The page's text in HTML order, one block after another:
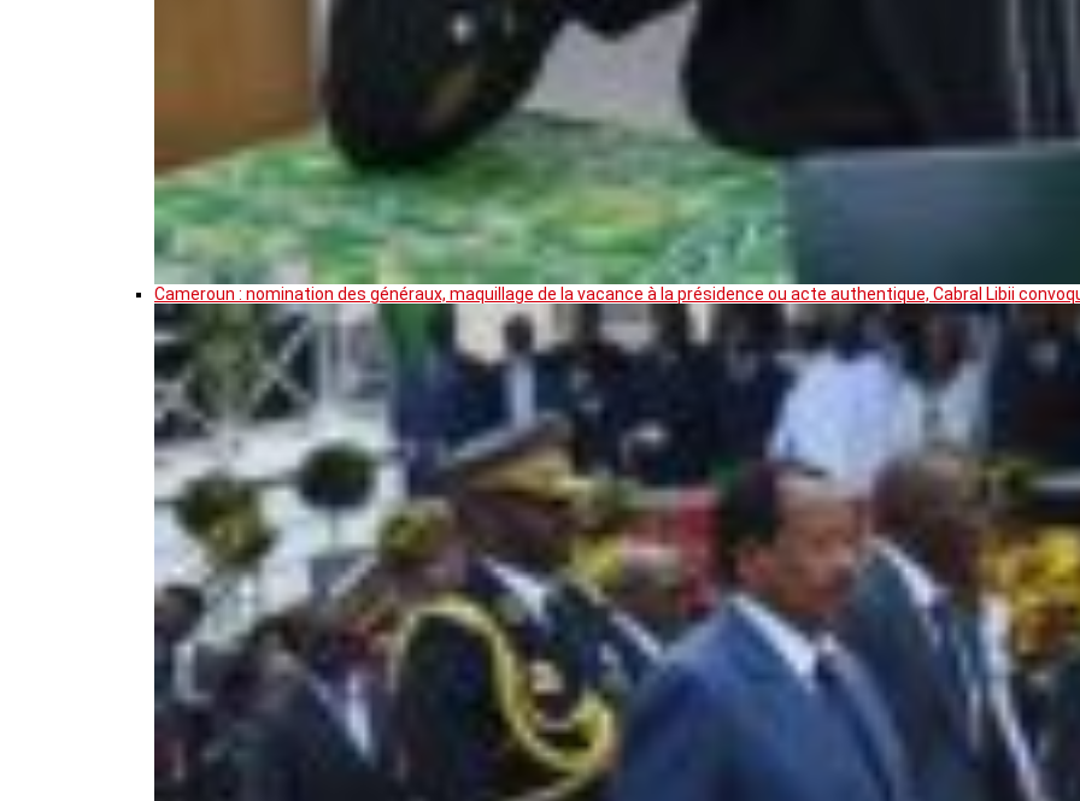
Cameroun : nomination des généraux, maquillage de la vacance à la présidence ou acte authentique, Cabral Libii